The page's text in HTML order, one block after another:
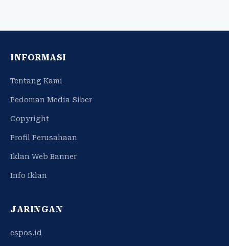
INFORMASI
Tentang Kami
Pedoman Media Siber
Copyright
Profil Perusahaan
Iklan Web Banner
Info Iklan
JARINGAN
espos.id